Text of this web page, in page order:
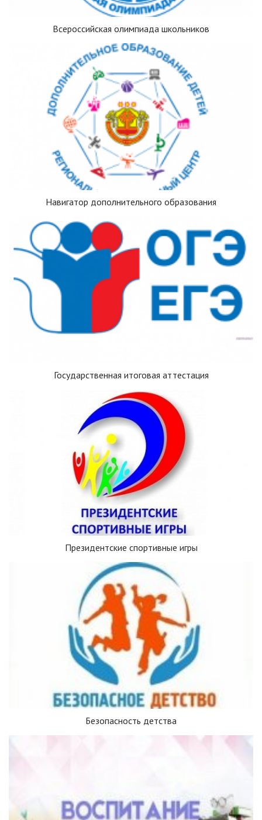
Всероссийская олимпиада школьников
Навигатор дополнительного образования
Государственная итоговая аттестация
Президентские спортивные игры
Безопасность детства